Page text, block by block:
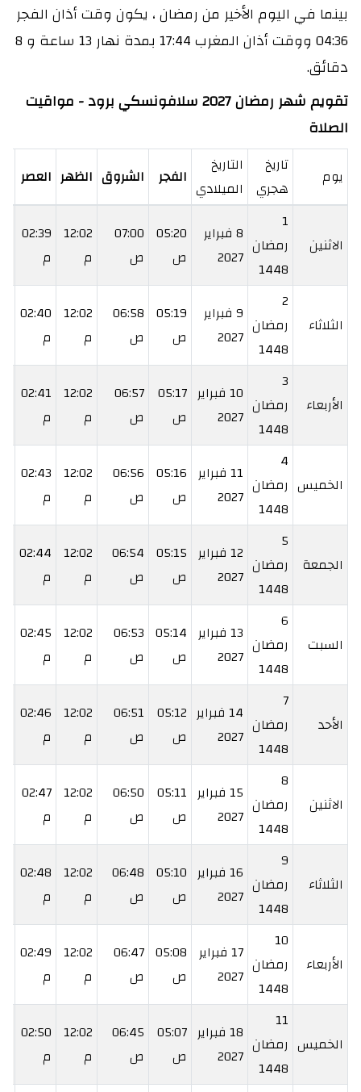
بينما في اليوم الأخير من رمضان ، يكون وقت أذان الفجر
04:36 ووقت أذان المغرب 17:44 بمدة نهار 13 ساعة و 8
دقائق.
تقويم شهر رمضان 2027 سلافونسكي برود - مواقيت
الصلاة
يوم
تاريخ
هجري
التاريخ
الميلادي الفجر الشروق الظهر العصر
الاثنين
1
رمضان
1448
8 فبراير
2027
05:20
ص
07:00
ص
12:02
م
02:39
م
الثلاثاء
2
رمضان
1448
9 فبراير
2027
05:19
ص
06:58
ص
12:02
م
02:40
م
الأربعاء
3
رمضان
1448
10 فبراير
2027
05:17
ص
06:57
ص
12:02
م
02:41
م
الخميس
4
رمضان
1448
11 فبراير
2027
05:16
ص
06:56
ص
12:02
م
02:43
م
الجمعة
5
رمضان
1448
12 فبراير
2027
05:15
ص
06:54
ص
12:02
م
02:44
م
السبت
6
رمضان
1448
13 فبراير
2027
05:14
ص
06:53
ص
12:02
م
02:45
م
الأحد
7
رمضان
1448
14 فبراير
2027
05:12
ص
06:51
ص
12:02
م
02:46
م
الاثنين
8
رمضان
1448
15 فبراير
2027
05:11
ص
06:50
ص
12:02
م
02:47
م
الثلاثاء
9
رمضان
1448
16 فبراير
2027
05:10
ص
06:48
ص
12:02
م
02:48
م
الأربعاء
10
رمضان
1448
17 فبراير
2027
05:08
ص
06:47
ص
12:02
م
02:49
م
الخميس
11
رمضان
1448
18 فبراير
2027
05:07
ص
06:45
ص
12:02
م
02:50
م